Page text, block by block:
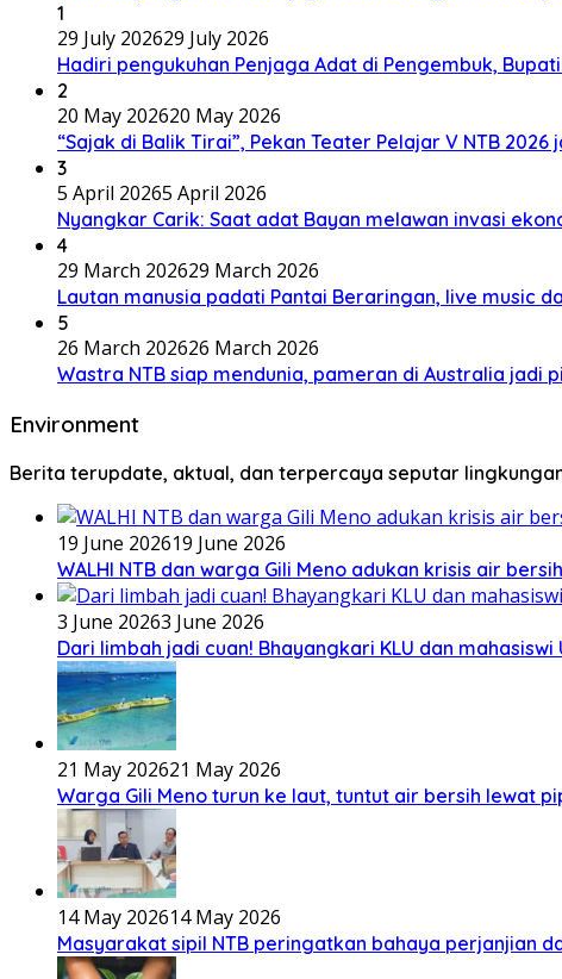
1
29 July 202629 July 2026
Hadiri pengukuhan Penjaga Adat di Pengembuk,
2
20 May 202620 May 2026
“Sajak di Balik Tirai”, Pekan Teater Pelajar V NTB
3
5 April 20265 April 2026
Nyangkar Carik: Saat adat Bayan melawan invasi
4
29 March 202629 March 2026
Lautan manusia padati Pantai Beraringan, live music
5
26 March 202626 March 2026
Wastra NTB siap mendunia, pameran di Australia jadi
Environment
Berita terupdate, aktual, dan terpercaya seputar
19 June 202619 June 2026
WALHI NTB dan warga Gili Meno adukan krisis air
3 June 20263 June 2026
Dari limbah jadi cuan! Bhayangkari KLU dan
21 May 202621 May 2026
Warga Gili Meno turun ke laut, tuntut air bersih lewat
14 May 202614 May 2026
Masyarakat sipil NTB peringatkan bahaya perjanjian